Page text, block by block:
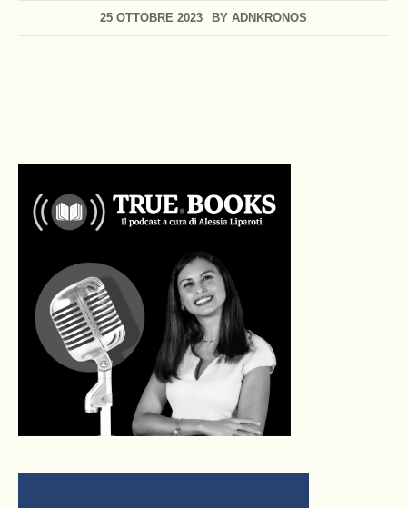
25 OTTOBRE 2023 BY ADNKRONOS